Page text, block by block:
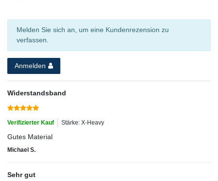
Melden Sie sich an, um eine Kundenrezension zu
verfassen.
Anmelden
Widerstandsband
Verifizierter Kauf Stärke: X-Heavy
Gutes Material
Michael S.
Sehr gut